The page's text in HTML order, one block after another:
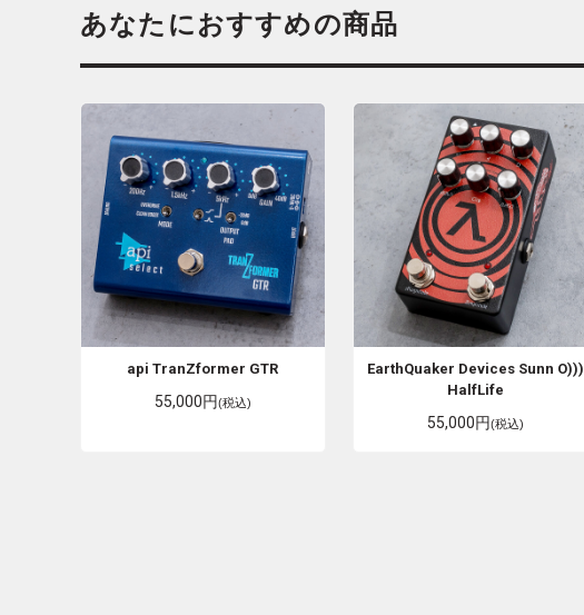
あなたにおすすめの商品
apiTranZformer GTR
55,000円(税込)
EarthQuaker Devices Sunn O)))
HalfLife
55,000円(税込)